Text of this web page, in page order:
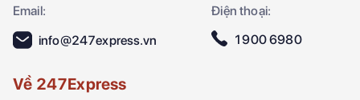
Email:
Điện thoại:
info@247express.vn
1900 6980
Về 247Express